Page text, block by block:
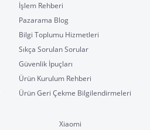
İşlem Rehberi
Pazarama Blog
Bilgi Toplumu Hizmetleri
Sıkça Sorulan Sorular
Güvenlik İpuçları
Ürün Kurulum Rehberi
Ürün Geri Çekme Bilgilendirmeleri
Xiaomi